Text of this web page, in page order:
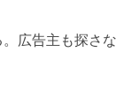
広告主も探さな